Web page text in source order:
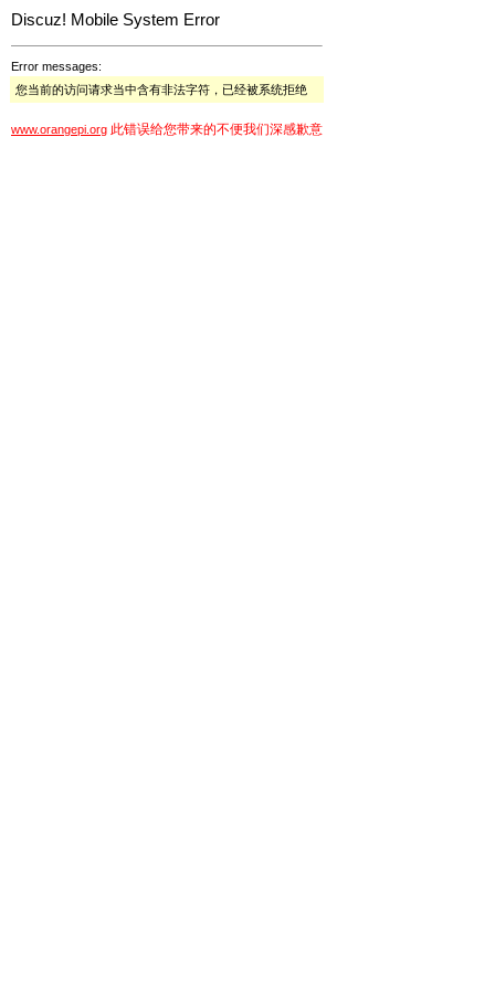
Discuz! Mobile System Error
Error messages:
您当前的访问请求当中含有非法字符，已经被系统拒绝
www.orangepi.org 此错误给您带来的不便我们深感歉意